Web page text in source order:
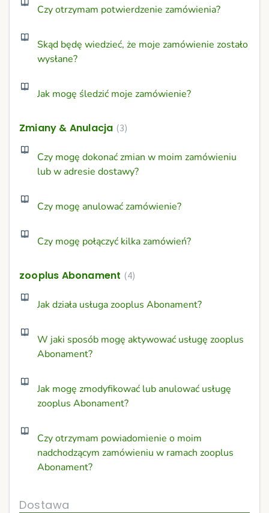
Czy otrzymam potwierdzenie zamówienia?
Skąd będę wiedzieć, że moje zamówienie zostało
wysłane?
Jak mogę śledzić moje zamówienie?
Zmiany & Anulacja 3
Czy mogę dokonać zmian w moim zamówieniu
lub w adresie dostawy?
Czy mogę anulować zamówienie?
Czy mogę połączyć kilka zamówień?
zooplus Abonament 4
Jak działa usługa zooplus Abonament?
W jaki sposób mogę aktywować usługę zooplus
Abonament?
Jak mogę zmodyfikować lub anulować usługę
zooplus Abonament?
Czy otrzymam powiadomienie o moim
nadchodzącym zamówieniu w ramach zooplus
Abonament?
Dostawa